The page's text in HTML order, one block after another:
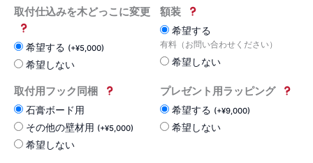
取付仕込みを木どっこに変更
希望する (+¥5,000)
希望しない
額装
希望する
有料（お問い合わせください）
希望しない
取付用フック同梱
石膏ボード用
その他の壁材用 (+¥5,000)
希望しない
プレゼント用ラッピング
希望する (+¥9,000)
希望しない